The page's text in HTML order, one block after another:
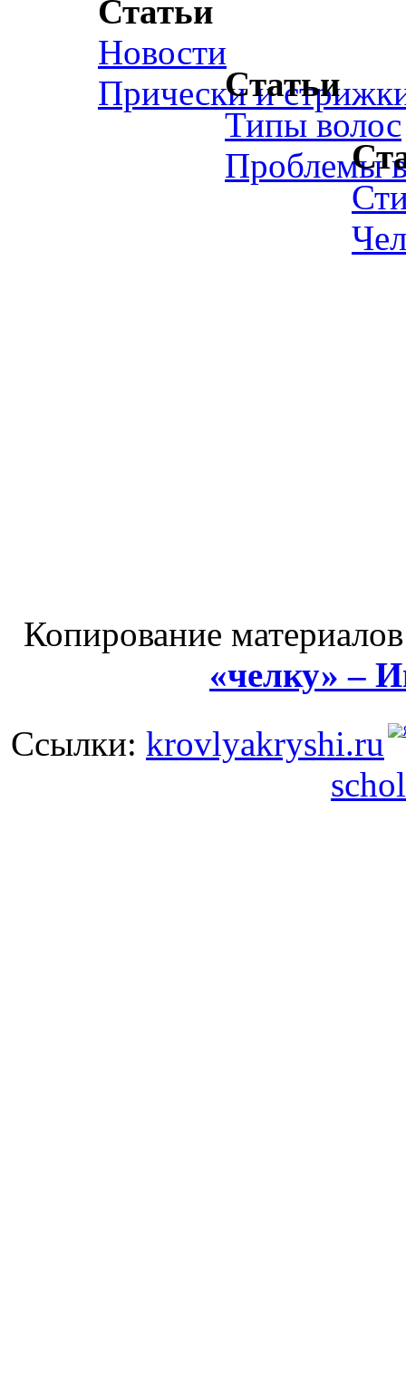
Статьи
Новости
Прически иСтатьи
Типы волос
Проблемы
Копирование
«челку» –
Ссылки: krovlyakryshi.ru